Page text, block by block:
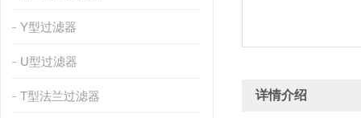
Y型过滤器
U型过滤器
T型法兰过滤器 详情介绍